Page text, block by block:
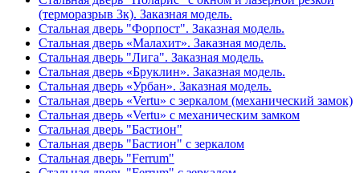
(терморазрыв 3к). Заказная модель.
Стальная дверь "Форпост". Заказная модель.
Стальная дверь «Малахит». Заказная модель.
Стальная дверь "Лига". Заказная модель.
Стальная дверь «Бруклин». Заказная модель.
Стальная дверь «Урбан». Заказная модель.
Стальная дверь «Vertu» с зеркалом (механический замок)
Стальная дверь «Vertu» с механическим замком
Стальная дверь "Бастион"
Стальная дверь "Бастион" с зеркалом
Стальная дверь "Ferrum"